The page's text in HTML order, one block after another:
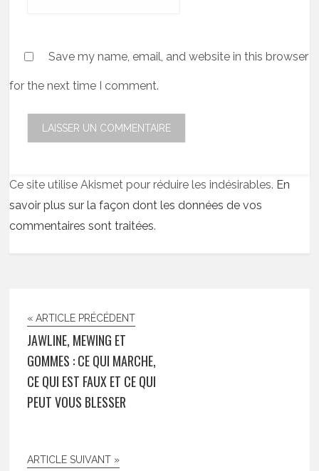
Save my name, email, and website in this browser
for the next time I comment.
Ce site utilise Akismet pour réduire les indésirables. En
savoir plus sur la façon dont les données de vos
commentaires sont traitées.
« ARTICLE PRÉCÉDENT
JAWLINE, MEWING ET
GOMMES : CE QUI MARCHE,
CE QUI EST FAUX ET CE QUI
PEUT VOUS BLESSER
ARTICLE SUIVANT »